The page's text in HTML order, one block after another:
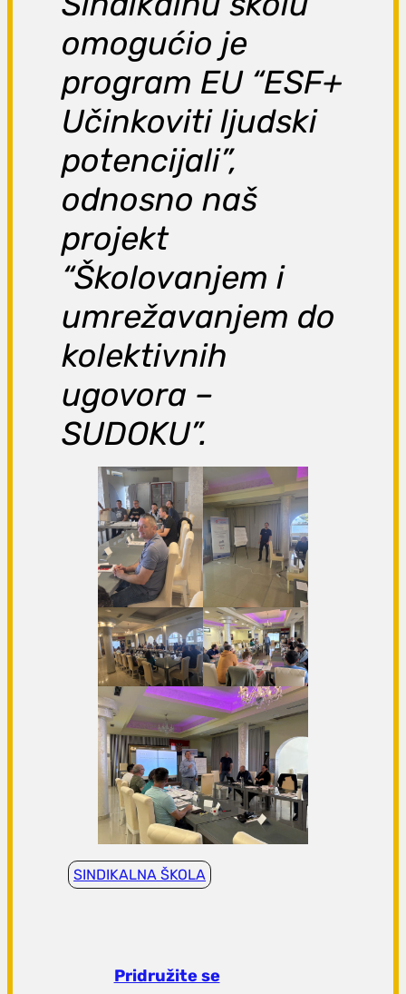
omogućio je
program EU “ESF+
Učinkoviti ljudski
potencijali”,
odnosno naš
projekt
“Školovanjem i
umrežavanjem do
kolektivnih
ugovora –
SUDOKU”.
SINDIKALNA ŠKOLA
Pridružite se